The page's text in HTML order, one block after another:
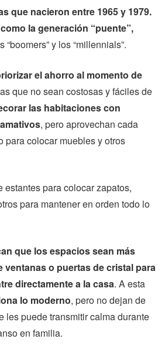
que nacieron entre 1965 y 1979.
la generación “puente”,
y los “millennials”.
el ahorro al momento de
que no sean costosas y fáciles de
las habitaciones con
, pero aprovechan cada
para colocar muebles y otros
estantes para colocar zapatos,
para mantener en orden todo lo
que los espacios sean más
ventanas o puertas de cristal para
directamente a la casa. A esta
lo moderno, pero no dejan de
les puede transmitir calma durante
en familia.